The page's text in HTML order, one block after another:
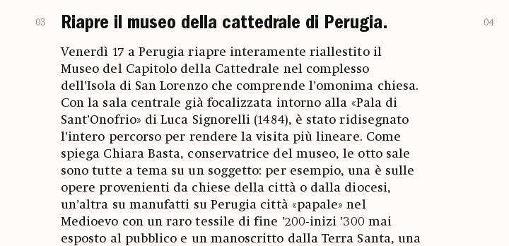
03 Riapre il museo della cattedrale di Perugia.
Venerdì 17 a Perugia riapre interamente riallestito il
Museo del Capitolo della Cattedrale nel complesso
dell’Isola di San Lorenzo che comprende l’omonima chiesa.
Con la sala centrale già focalizzata intorno alla «Pala di
Sant’Onofrio» di Luca Signorelli (1484), è stato ridisegnato
l’intero percorso per rendere la visita più lineare. Come
spiega Chiara Basta, conservatrice del museo, le otto sale
sono tutte a tema su un soggetto: per esempio, una è sulle
opere provenienti da chiese della città o dalla diocesi,
un’altra su manufatti su Perugia città «papale» nel
Medioevo con un raro tessile di fine ’200-inizi ’300 mai
esposto al pubblico e un manoscritto dalla Terra Santa, una
04